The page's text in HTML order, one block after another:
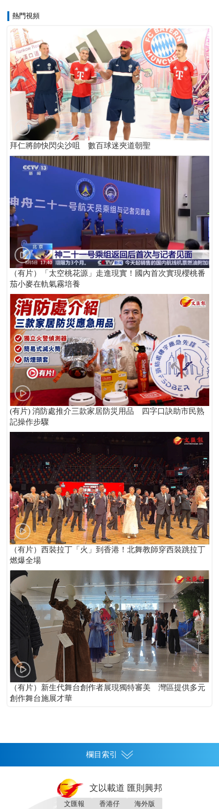
熱門視頻
拜仁將帥快閃尖沙咀 數百球迷夾道朝聖
（有片）「太空桃花源」走進現實！國內首次實現櫻桃番
茄小麥在軌氣霧培養
(有片) 消防處推介三款家居防災用品 四字口訣助市民熟
記操作步驟
（有片）西裝拉丁「火」到香港！北舞教師穿西裝跳拉丁
燃爆全場
（有片）新生代舞台創作者展現獨特審美 灣區提供多元
創作舞台施展才華
欄目索引
文以載道 匯則興邦
文匯報 香港仔 海外版